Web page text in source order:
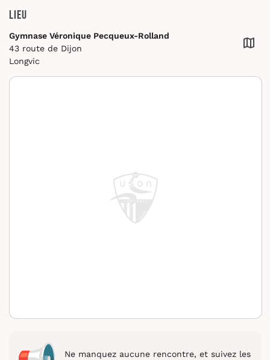
Lieu
Gymnase Véronique Pecqueux-Rolland
43 route de Dijon
Longvic
Ne manquez aucune rencontre, et suivez les